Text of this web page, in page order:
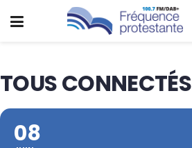
TOUS CONNECTÉS
08